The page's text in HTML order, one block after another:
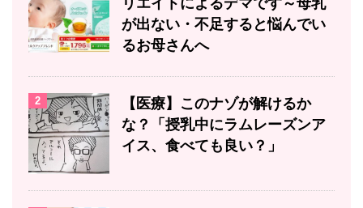
リエイトによるデマです～母乳
が出ない・不足すると悩んでい
るお母さんへ
2
【医療】このナゾが解けるか
な？「授乳中にラムレーズンア
イス、食べても良い？」